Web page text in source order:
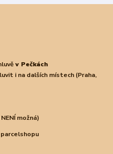
v Pečkách
i na dalších místech (Praha,
možná)